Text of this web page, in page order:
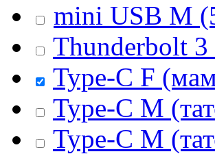
mini USB M
Thunderbolt
Type-C F
Type-C M
Type-C M